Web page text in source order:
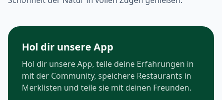
Hol dir unsere App
Hol dir unsere App, teile deine Erfahrungen in
mit der Community, speichere Restaurants in
Merklisten und teile sie mit deinen Freunden.